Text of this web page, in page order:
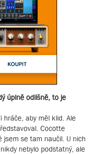
úplně odlišně, to je
aby měl klid. Ale
Cocotte
jsem se tam naučil. U nich
nebylo podstatný, ale